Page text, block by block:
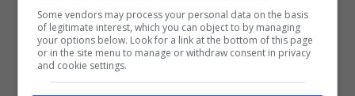
Nel comunicato stampa si spiega che il
Green pass rafforzato sarà richiesto
in zona biancaper leattivitàsopra
Some vendors may process your personal data on the basis
of legitimate interest, which you can object to by managing
your options below. Look for a link at the bottom of this page
or in the site menu to manage or withdraw consent in privacy
and cookie settings.